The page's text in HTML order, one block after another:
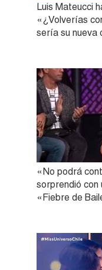
Luis Mateucci
«¿Volverías
sería su nueva
«No podrá
sorprendió con
«Fiebre de